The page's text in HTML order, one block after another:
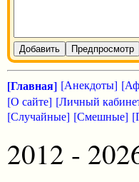
Добавить Предпросмотр
[Главная] [Анекдоты]
[О сайте] [Личный
[Случайные] [Смешные]
2012 -